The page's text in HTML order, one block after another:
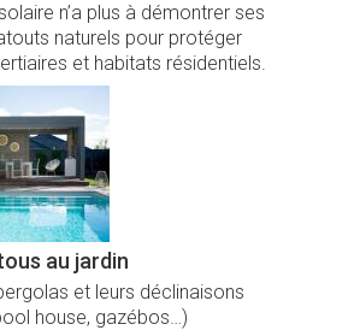
n’a plus à démontrer ses
naturels pour protéger
et habitats résidentiels.
au jardin
et leurs déclinaisons
house, gazébos…)